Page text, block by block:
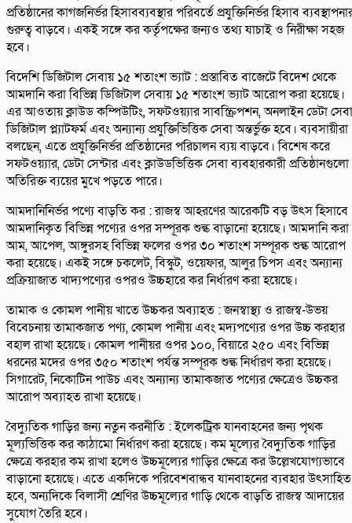
প্রতিষ্ঠানের কাগজনির্ভর হিসাবব্যবস্থার পরিবর্তে প্রযুক্তিনির্ভর হিসাব
গুরুত্ব বাড়বে। একই সঙ্গে কর কর্তৃপক্ষের জন্যও তথ্য যাচাই ও নিরীক্ষা সহজ
হবে।
বিদেশি ডিজিটাল সেবায় ১৫ শতাংশ ভ্যাট : প্রস্তাবিত বাজেটে বিদেশ থেকে
আমদানি করা বিভিন্ন ডিজিটাল সেবায় ১৫ শতাংশ ভ্যাট আরোপ করা হয়েছে।
এর আওতায় ক্লাউড কম্পিউটিং, সফটওয়্যার সাবস্ক্রিপশন, অনলাইন ডেটা
ডিজিটাল প্ল্যাটফর্ম এবং অন্যান্য প্রযুক্তিভিত্তিক সেবা অন্তর্ভুক্ত হবে। ব্যবসায়ীরা
বলছেন, এতে প্রযুক্তিনির্ভর প্রতিষ্ঠানের পরিচালন ব্যয় বাড়বে। বিশেষ করে
সফটওয়্যার, ডেটা সেন্টার এবং ক্লাউডভিত্তিক সেবা ব্যবহারকারী প্রতিষ্ঠানগুলো
অতিরিক্ত ব্যয়ের মুখে পড়তে পারে।
আমদানিনির্ভর পণ্যে বাড়তি কর : রাজস্ব আহরণের আরেকটি বড় উৎস হিসাবে
আমদানিকৃত বিভিন্ন পণ্যের ওপর সম্পূরক শুল্ক বাড়ানো হয়েছে। আমদানি করা
আম, আপেল, আঙ্গুরসহ বিভিন্ন ফলের ওপর ৩০ শতাংশ সম্পূরক শুল্ক আরোপ
করা হয়েছে। একই সঙ্গে চকলেট, বিস্কুট, ওয়েফার, আলুর চিপস এবং অন্যান্য
প্রক্রিয়াজাত খাদ্যপণ্যের ওপরও উচ্চহারে কর নির্ধারণ করা হয়েছে।
তামাক ও কোমল পানীয় খাতে উচ্চকর অব্যাহত : জনস্বাস্থ্য ও রাজস্ব-উভয়
বিবেচনায় তামাকজাত পণ্য, কোমল পানীয় এবং মদ্যপণ্যের ওপর উচ্চ করহার
বহাল রাখা হয়েছে। কোমল পানীয়র ওপর ১০০, বিয়ারে ২৫০ এবং বিভিন্ন
ধরনের মদের ওপর ৩৫০ শতাংশ পর্যন্ত সম্পূরক শুল্ক নির্ধারণ করা হয়েছে।
সিগারেট, নিকোটিন পাউচ এবং অন্যান্য তামাকজাত পণ্যের ক্ষেত্রেও উচ্চকর
আরোপ অব্যাহত রাখা হয়েছে।
বৈদ্যুতিক গাড়ির জন্য নতুন করনীতি : ইলেকট্রিক যানবাহনের জন্য পৃথক
মূল্যভিত্তিক কর কাঠামো নির্ধারণ করা হয়েছে। কম মূল্যের বৈদ্যুতিক গাড়ির
ক্ষেত্রে করহার কম রাখা হলেও উচ্চমূল্যের গাড়ির ক্ষেত্রে কর উল্লেখযোগ্যভাবে
বাড়ানো হয়েছে। এতে একদিকে পরিবেশবান্ধব যানবাহনের ব্যবহার উৎসাহিত
হবে, অন্যদিকে বিলাসী শ্রেণির উচ্চমূল্যের গাড়ি থেকে বাড়তি রাজস্ব আদায়ের
সুযোগ তৈরি হবে।